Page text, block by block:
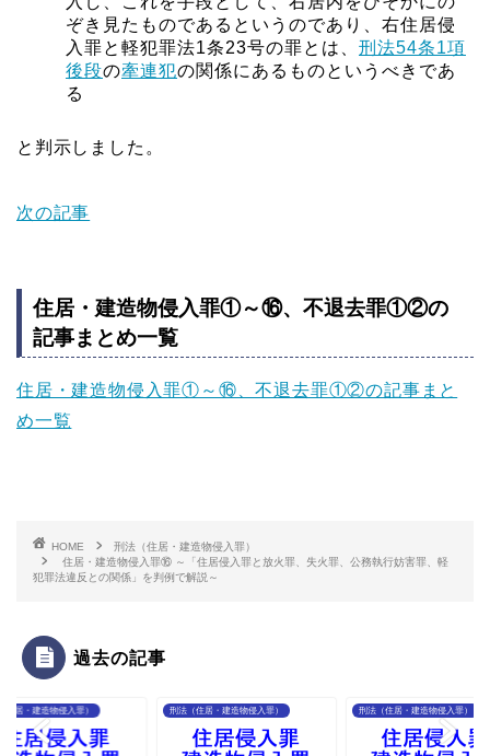
ぞき見たものであるというのであり、右住居侵
入罪と軽犯罪法1条23号の罪とは、 刑法54条1項
後段の牽連犯の関係にあるものというべきであ
る
と判示しました。
次の記事
住居・建造物侵入罪①～⑯、不退去罪①②の
記事まとめ一覧
住居・建造物侵入罪①～⑯、不退去罪①②の記事まと
め一覧
HOME
刑法（住居・建造物侵入罪）
住居・建造物侵入罪⑯ ～「住居侵入罪と放火罪、失火罪、公務執行妨害罪、軽
犯罪法違反との関係」を判例で解説～
過去の記事
住居・建造物侵入罪） 刑法（住居・建造物侵入罪） 刑法（住居・建造物侵入罪）